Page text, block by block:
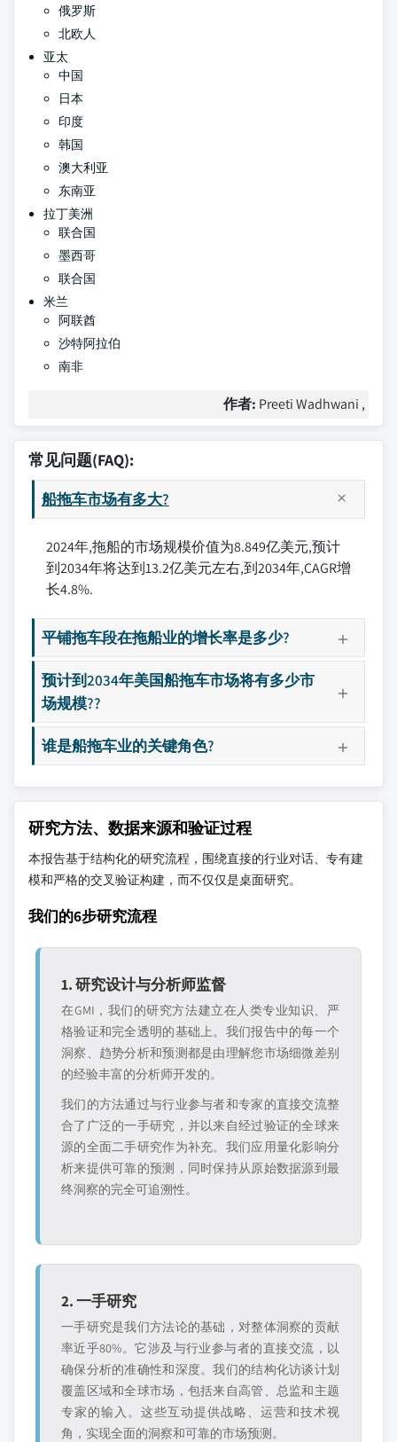
俄罗斯
北欧人
亚太
中国
日本
印度
韩国
澳大利亚
东南亚
拉丁美洲
联合国
墨西哥
联合国
米兰
阿联酋
沙特阿拉伯
南非
作者: Preeti Wadhwani ,
常见问题(FAQ):
船拖车市场有多大?
2024年,拖船的市场规模价值为8.849亿美元,预计
到2034年将达到13.2亿美元左右,到2034年,CAGR增
长4.8%.
平铺拖车段在拖船业的增长率是多少?
预计到2034年美国船拖车市场将有多少市
场规模??
谁是船拖车业的关键角色?
研究方法、数据来源和验证过程
本报告基于结构化的研究流程，围绕直接的行业对话、专有建
模和严格的交叉验证构建，而不仅仅是桌面研究。
我们的6步研究流程
1. 研究设计与分析师监督
在GMI，我们的研究方法建立在人类专业知识、严
格验证和完全透明的基础上。我们报告中的每一个
洞察、趋势分析和预测都是由理解您市场细微差别
的经验丰富的分析师开发的。
我们的方法通过与行业参与者和专家的直接交流整
合了广泛的一手研究，并以来自经过验证的全球来
源的全面二手研究作为补充。我们应用量化影响分
析来提供可靠的预测，同时保持从原始数据源到最
终洞察的完全可追溯性。
2. 一手研究
一手研究是我们方法论的基础，对整体洞察的贡献
率近乎80%。它涉及与行业参与者的直接交流，以
确保分析的准确性和深度。我们的结构化访谈计划
覆盖区域和全球市场，包括来自高管、总监和主题
专家的输入。这些互动提供战略、运营和技术视
角，实现全面的洞察和可靠的市场预测。